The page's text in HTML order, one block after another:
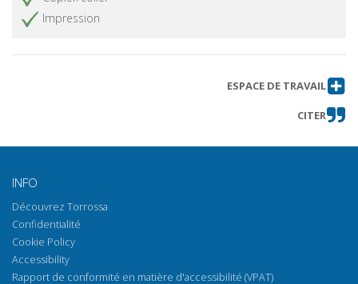
Impression
ESPACE DE TRAVAIL
CITER
INFO
Découvrez Torrossa
Confidentialité
Cookie Policy
Accessibility
Rapport de conformité en matière d'accessibilité (VPAT)